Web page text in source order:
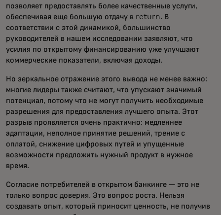
позволяет предоставлять более качественные услуги,
обеспечивая еще большую отдачу в return. В
соответствии с этой динамикой, большинство
руководителей в нашем исследовании заявляют, что
усилия по открытому финансированию уже улучшают
коммерческие показатели, включая доходы.
Но зеркальное отражение этого вывода не менее важно:
многие лидеры также считают, что упускают значимый
потенциал, потому что не могут получить необходимые
разрешения для предоставления лучшего опыта. Этот
разрыв проявляется очень практично: медленнее
адаптации, неполное принятие решений, трение с
оплатой, снижение цифровых путей и упущенные
возможности предложить нужный продукт в нужное
время.
Согласие потребителей в открытом банкинге — это не
только вопрос доверия. Это вопрос роста. Нельзя
создавать опыт, который приносит ценность, не получив